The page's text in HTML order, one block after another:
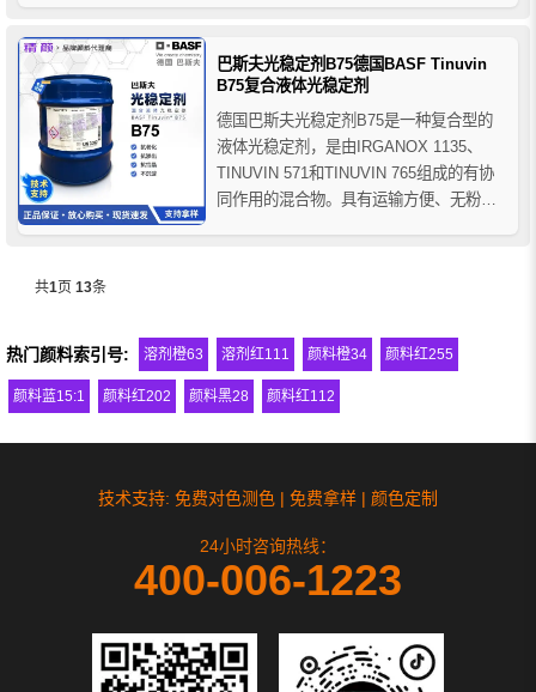
维、PP胶带、PE薄膜、PP和PE的厚制品
提供优异的紫外线稳定性。
巴斯夫光稳定剂B75德国BASF Tinuvin
B75复合液体光稳定剂
德国巴斯夫光稳定剂B75是一种复合型的
液体光稳定剂，是由IRGANOX 1135、
TINUVIN 571和TINUVIN 765组成的有协
同作用的混合物。具有运输方便、无粉尘
共1页 13条
热门颜料索引号: 溶剂橙63 溶剂红111 颜料橙34 颜料红255
颜料蓝15:1 颜料红202 颜料黑28 颜料红112
技术支持: 免费对色测色 | 免费拿样 | 颜色定制
24小时咨询热线：
400-006-1223